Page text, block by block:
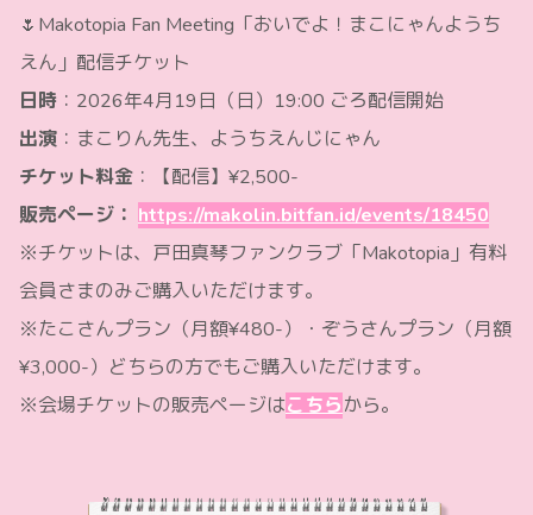
🌷Makotopia Fan Meeting「おいでよ！まこにゃんようち
えん」配信チケット
日時 ：2026年4月19日（日）19:00 ごろ配信開始
出演 ：まこりん先生、ようちえんじにゃん
チケット料金 ：【配信】¥2,500-
販売ページ： https://makolin.bitfan.id/events/18450
※チケットは、戸田真琴ファンクラブ「Makotopia」有料
会員さまのみご購入いただけます。
※たこさんプラン（月額¥480-）・ぞうさんプラン（月額
¥3,000-）どちらの方でもご購入いただけます。
※会場チケットの販売ページはこちらから。